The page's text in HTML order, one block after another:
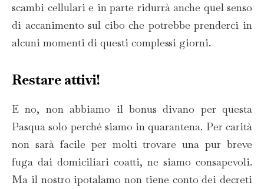
scambi cellulari e in parte ridurrà anche quel senso
di accanimento sul cibo che potrebbe prenderci in
alcuni momenti di questi complessi giorni.
Restare attivi!
E no, non abbiamo il bonus divano per questa
Pasqua solo perché siamo in quarantena. Per carità
non sarà facile per molti trovare una pur breve
fuga dai domiciliari coatti, ne siamo consapevoli.
Ma il nostro ipotalamo non tiene conto dei decreti